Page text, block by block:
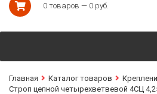
0 товаров — 0 руб.
Главная Каталог товаров
Строп цепной четырехветвевой 4СЦ